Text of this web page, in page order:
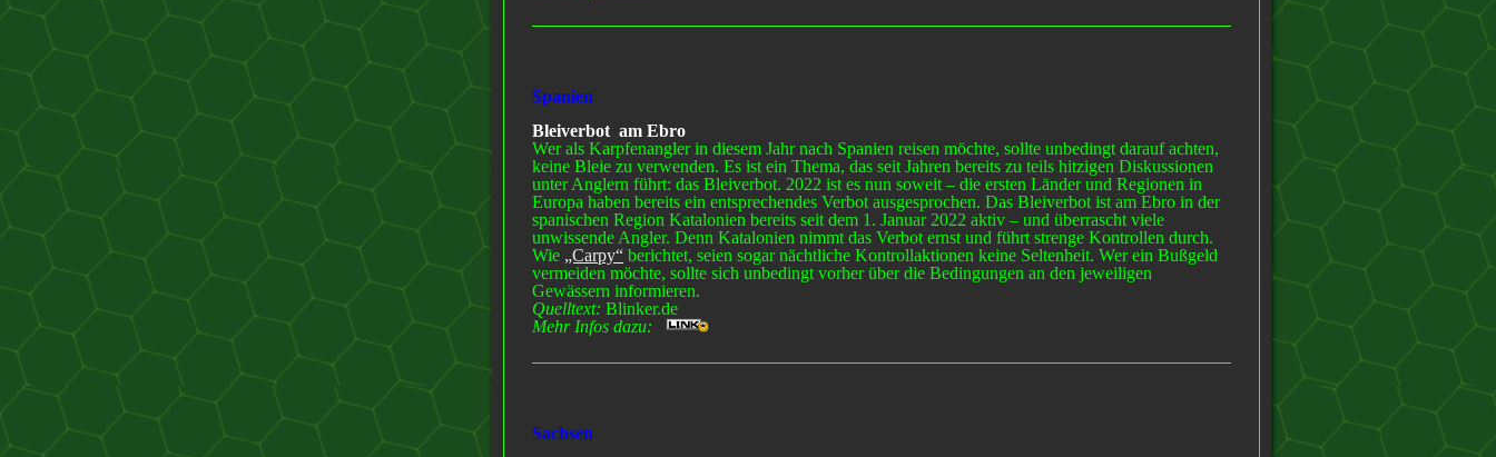
Spanien
Bleiverbot am Ebro
Wer als Karpfenangler in diesem Jahr nach Spanien reisen möchte, sollte unbedingt darauf achten,
keine Bleie zu verwenden. Es ist ein Thema, das seit Jahren bereits zu teils hitzigen Diskussionen
unter Anglern führt: das Bleiverbot. 2022 ist es nun soweit – die ersten Länder und Regionen in
Europa haben bereits ein entsprechendes Verbot ausgesprochen. Das Bleiverbot ist am Ebro in der
spanischen Region Katalonien bereits seit dem 1. Januar 2022 aktiv – und überrascht viele
unwissende Angler. Denn Katalonien nimmt das Verbot ernst und führt strenge Kontrollen durch.
Wie „Carpy“ berichtet, seien sogar nächtliche Kontrollaktionen keine Seltenheit. Wer ein Bußgeld
vermeiden möchte, sollte sich unbedingt vorher über die Bedingungen an den jeweiligen
Gewässern informieren.
Quelltext: Blinker.de
Mehr Infos dazu:
Sachsen